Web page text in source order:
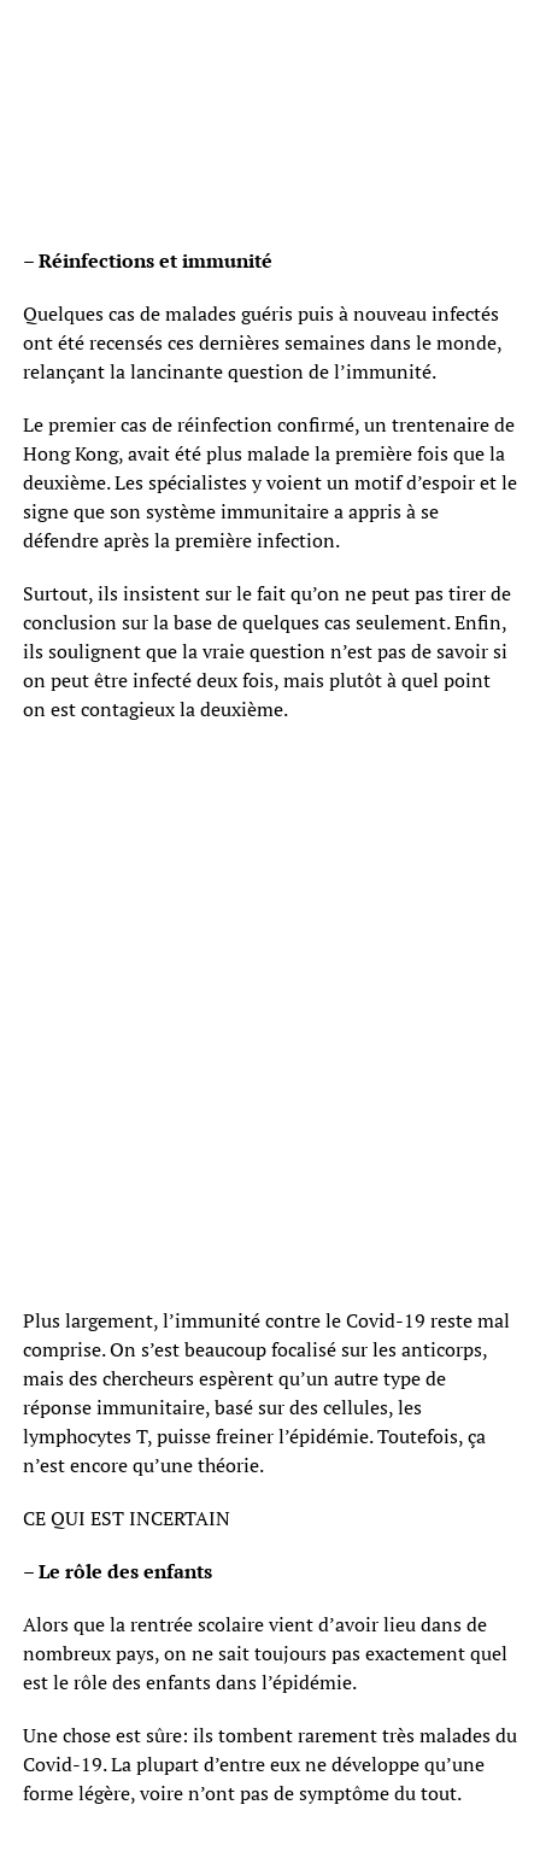
– Réinfections et immunité
Quelques cas de malades guéris puis à nouveau infectés
ont été recensés ces dernières semaines dans le monde,
relançant la lancinante question de l’immunité.
Le premier cas de réinfection confirmé, un trentenaire de
Hong Kong, avait été plus malade la première fois que la
deuxième. Les spécialistes y voient un motif d’espoir et le
signe que son système immunitaire a appris à se
défendre après la première infection.
Surtout, ils insistent sur le fait qu’on ne peut pas tirer de
conclusion sur la base de quelques cas seulement. Enfin,
ils soulignent que la vraie question n’est pas de savoir si
on peut être infecté deux fois, mais plutôt à quel point
on est contagieux la deuxième.
Plus largement, l’immunité contre le Covid-19 reste mal
comprise. On s’est beaucoup focalisé sur les anticorps,
mais des chercheurs espèrent qu’un autre type de
réponse immunitaire, basé sur des cellules, les
lymphocytes T, puisse freiner l’épidémie. Toutefois, ça
n’est encore qu’une théorie.
CE QUI EST INCERTAIN
– Le rôle des enfants
Alors que la rentrée scolaire vient d’avoir lieu dans de
nombreux pays, on ne sait toujours pas exactement quel
est le rôle des enfants dans l’épidémie.
Une chose est sûre: ils tombent rarement très malades du
Covid-19. La plupart d’entre eux ne développe qu’une
forme légère, voire n’ont pas de symptôme du tout.